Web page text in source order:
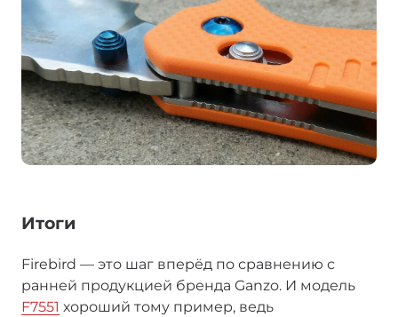
Итоги
Firebird — это шаг вперёд по сравнению с
ранней продукцией бренда Ganzo. И модель
F7551 хороший тому пример, ведь